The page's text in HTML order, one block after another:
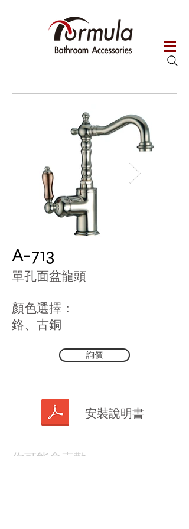
A-713
​單孔面盆龍頭
顏色選擇：
​鉻、古銅
詢價
安裝說明書
你可能會喜歡：